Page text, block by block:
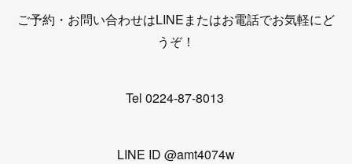
ご予約・お問い合わせはLINEまたはお電話でお気軽にど
うぞ！
Tel 0224-87-8013
LINE ID @amt4074w